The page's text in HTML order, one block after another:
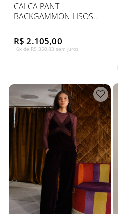
CALCA PANT
BACKGAMMON LISOS
R$ 2.105,00
6x de R$ 350,83 sem juros